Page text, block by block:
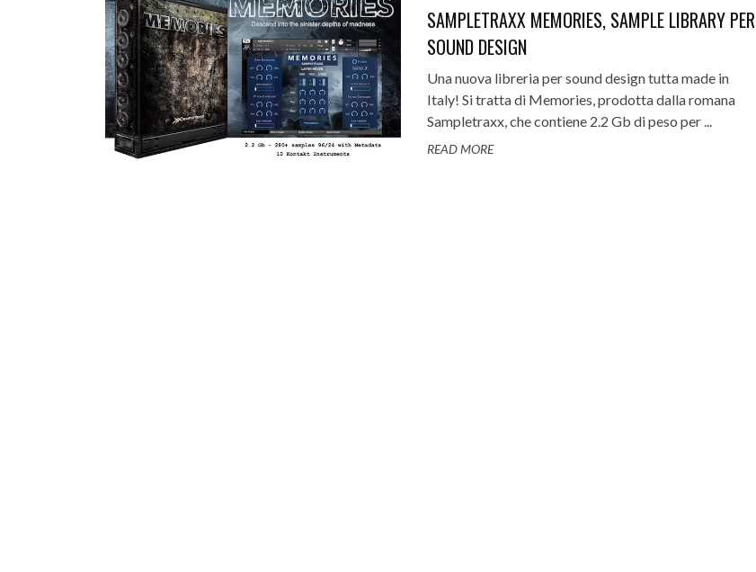
SAMPLETRAXX MEMORIES, SAMPLE LIBRARY PER
SOUND DESIGN
Una nuova libreria per sound design tutta made in
Italy! Si tratta di Memories, prodotta dalla romana
Sampletraxx, che contiene 2.2 Gb di peso per ...
READ MORE